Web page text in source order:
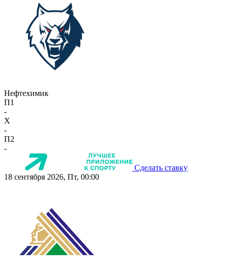
Нефтехимик
П1
-
X
-
П2
-
Сделать ставку
18 сентября 2026, Пт, 00:00